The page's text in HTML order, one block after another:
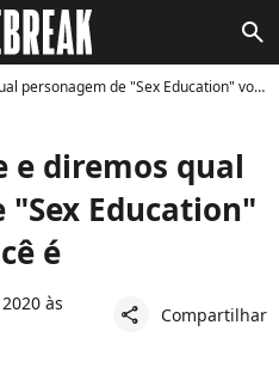
search
personagem de "Sex Education" você é
e diremos qual
"Sex Education"
é
às
share Compartilhar